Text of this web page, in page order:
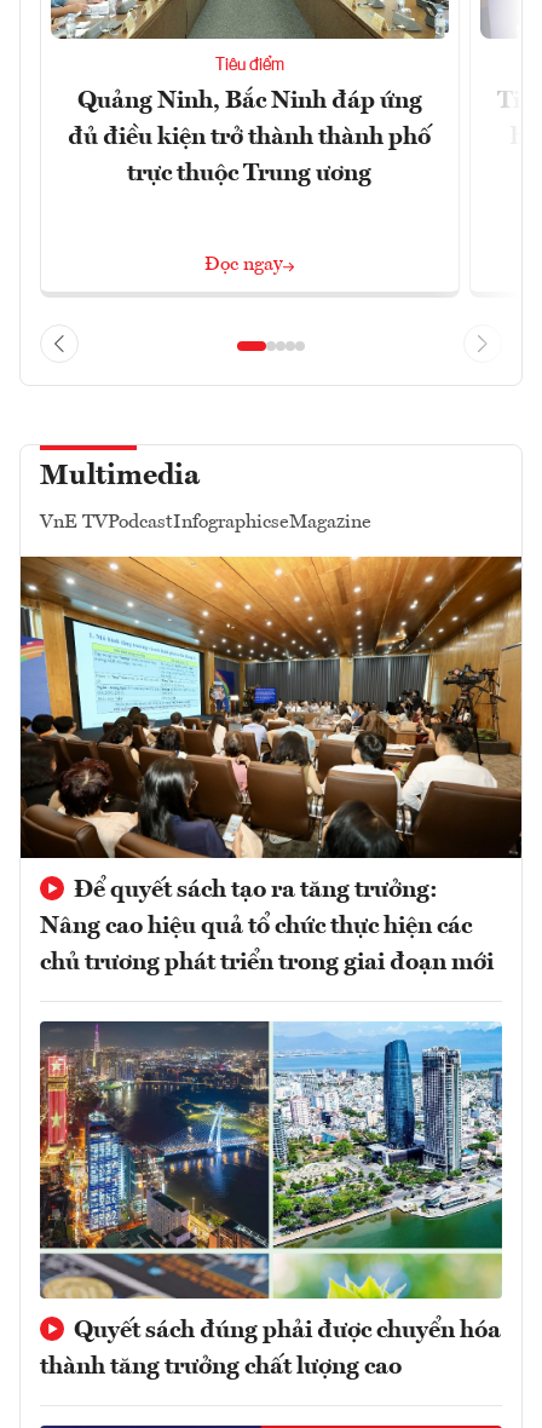
Tiêu điểm
Quảng Ninh, Bắc Ninh đáp ứng
đủ điều kiện trở thành thành phố
trực thuộc Trung ương
Đọc ngay
Multimedia
VnE TVPodcastInfographicseMagazine
Để quyết sách tạo ra tăng trưởng:
Nâng cao hiệu quả tổ chức thực hiện các
chủ trương phát triển trong giai đoạn mới
Quyết sách đúng phải được chuyển hóa
thành tăng trưởng chất lượng cao